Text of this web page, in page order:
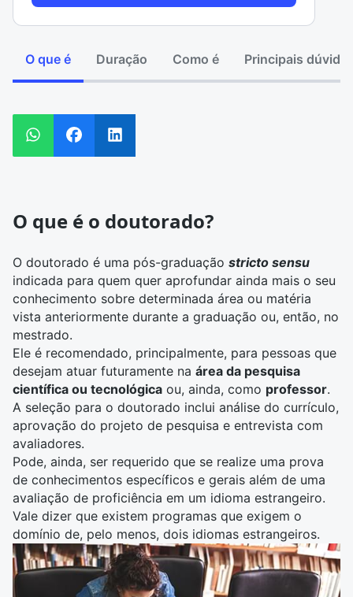
O que é Duração Como é Principais
O que é o doutorado?
O doutorado é uma pós-graduação stricto sensu
indicada para quem quer aprofundar ainda mais o seu
conhecimento sobre determinada área ou matéria
vista anteriormente durante a graduação ou, então, no
mestrado.
Ele é recomendado, principalmente, para pessoas que
desejam atuar futuramente na área da pesquisa
científica ou tecnológica ou, ainda, como professor.
A seleção para o doutorado inclui análise do currículo,
aprovação do projeto de pesquisa e entrevista com
avaliadores.
Pode, ainda, ser requerido que se realize uma prova
de conhecimentos específicos e gerais além de uma
avaliação de proficiência em um idioma estrangeiro.
Vale dizer que existem programas que exigem o
domínio de, pelo menos, dois idiomas estrangeiros.